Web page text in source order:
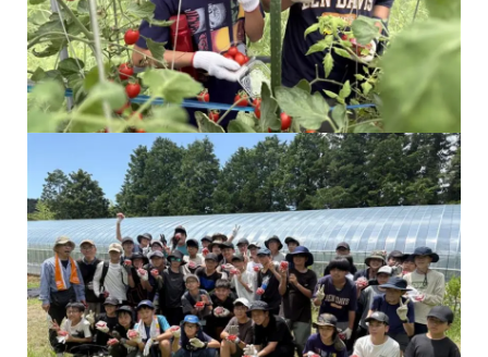
美味しいトマトが採れました